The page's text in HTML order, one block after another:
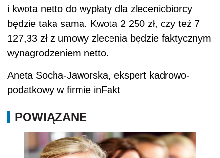
i kwota netto do wypłaty dla zleceniobiorcy
będzie taka sama. Kwota 2 250 zł, czy też 7
127,33 zł z umowy zlecenia będzie faktycznym
wynagrodzeniem netto.
Aneta Socha-Jaworska, ekspert kadrowo-
podatkowy w firmie inFakt
POWIĄZANE